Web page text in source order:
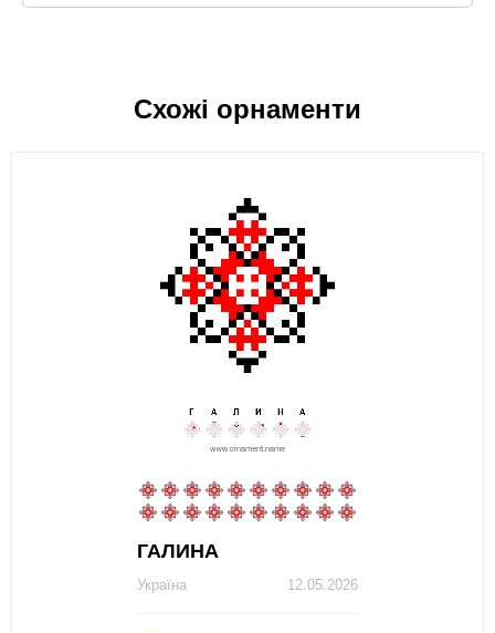
Схожі орнаменти
ГАЛИНА
12.05.2026
Україна